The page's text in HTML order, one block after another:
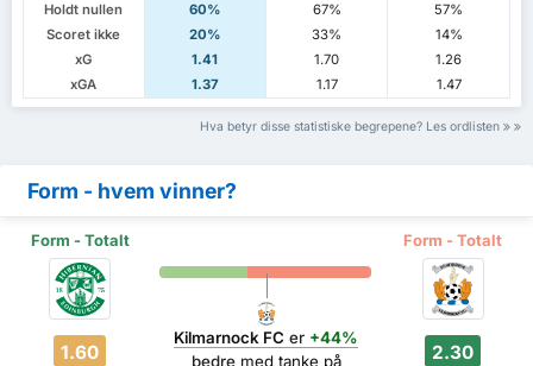
Holdt nullen
60% 67%
57%
Scoret ikke
20% 33%
14%
xG
1.41 1.70
1.26
xGA
1.37 1.17 1.47
Hva betyr disse statistiske begrepene? Les ordlisten
Form - hvem vinner?
Form - Totalt Form - Totalt
1.60
Kilmarnock FC er +44%
bedremed tanke på
2.30